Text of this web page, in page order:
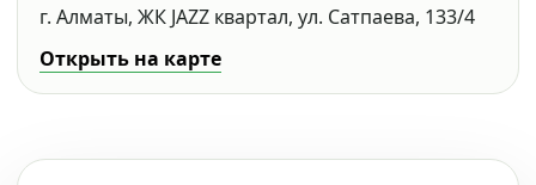
г. Алматы, ЖК JAZZ квартал, ул. Сатпаева, 133/4
Открыть на карте